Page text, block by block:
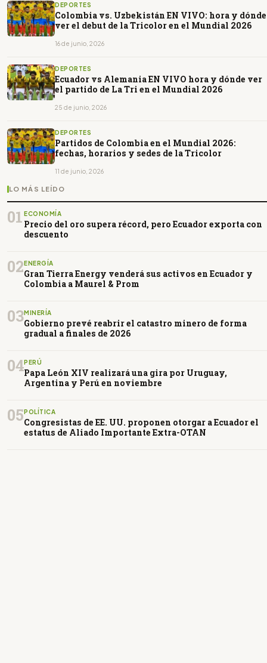
DEPORTES
Colombia vs. Uzbekistán EN VIVO: hora y dónde
ver el debut de la Tricolor en el Mundial 2026
16 de junio, 2026
DEPORTES
Ecuador vs Alemania EN VIVO hora y dónde ver
el partido de La Tri en el Mundial 2026
25 de junio, 2026
DEPORTES
Partidos de Colombia en el Mundial 2026:
fechas, horarios y sedes de la Tricolor
11 de junio, 2026
LO MÁS LEÍDO
01 ECONOMÍA
Precio del oro supera récord, pero Ecuador exporta con
descuento
02ENERGÍA
Gran Tierra Energy venderá sus activos en Ecuador y
Colombia a Maurel & Prom
03MINERÍA
Gobierno prevé reabrir el catastro minero de forma
gradual a finales de 2026
04PERÚ
Papa León XIV realizará una gira por Uruguay,
Argentina y Perú en noviembre
05POLÍTICA
Congresistas de EE. UU. proponen otorgar a Ecuador el
estatus de Aliado Importante Extra-OTAN